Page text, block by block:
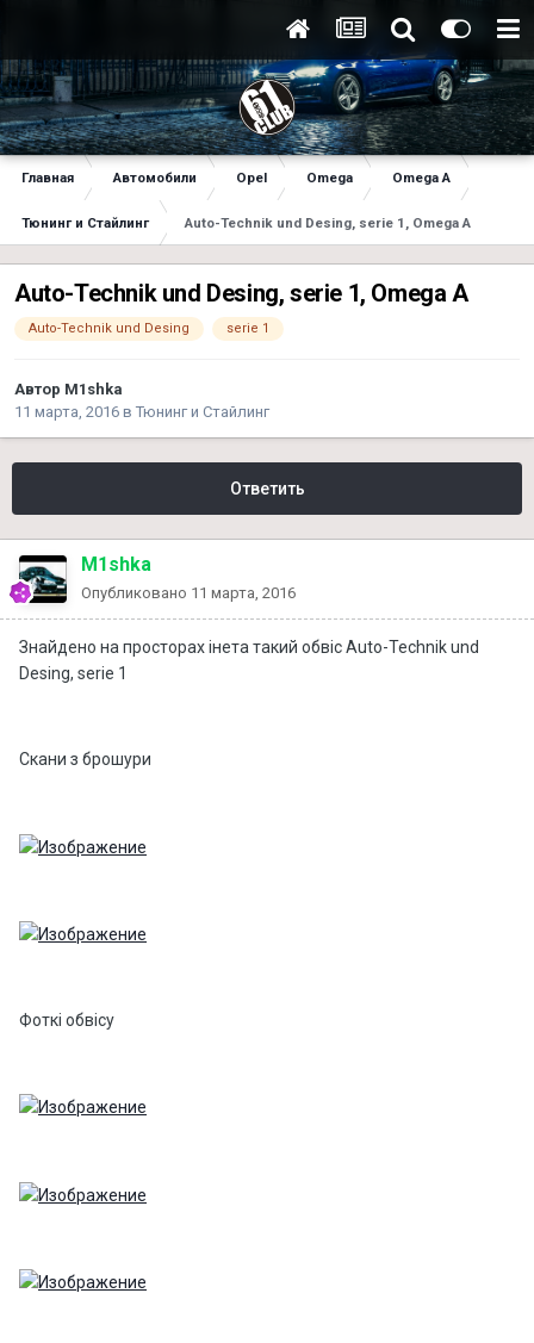
Главная Автомобили Opel Omega Omega A
Тюнинг и Стайлинг Auto-Technik und Desing, serie 1, Omega A
Auto-Technik und Desing, serie 1, Omega A
Auto-Technik und Desing serie 1
Автор M1shka
11 марта, 2016 в Тюнинг и Стайлинг
Ответить
M1shka
Опубликовано 11 марта, 2016
Знайдено на просторах інета такий обвіс Auto-Technik und
Desing, serie 1
Скани з брошури
Фоткі обвісу